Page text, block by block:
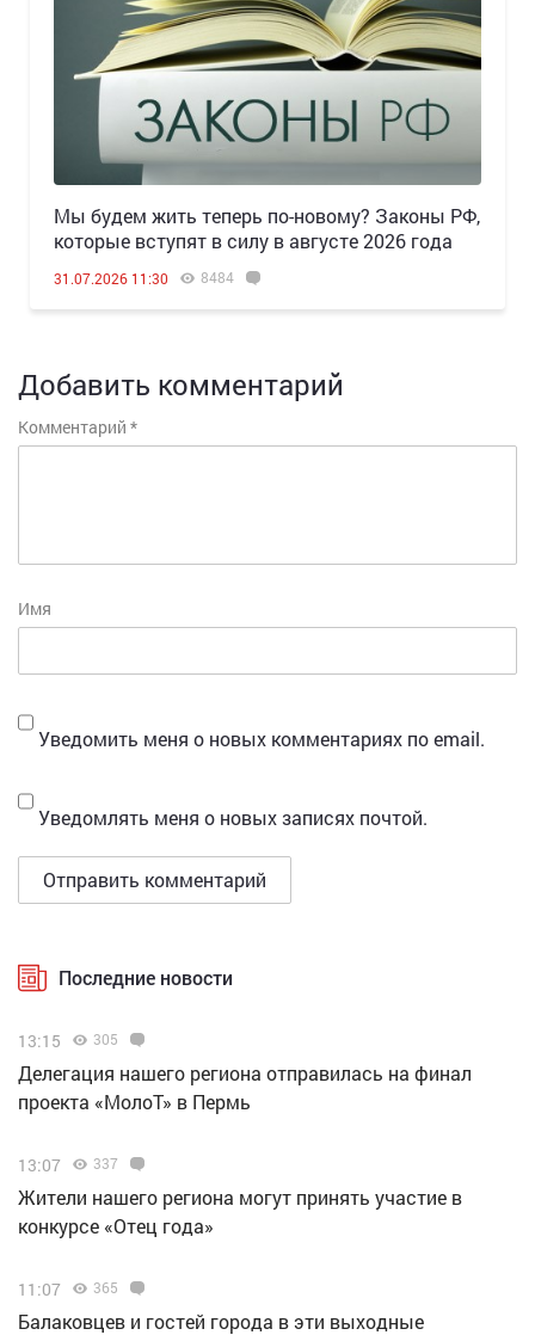
Мы будем жить теперь по-новому? Законы РФ,
которые вступят в силу в августе 2026 года
31.07.2026 11:30 8484
Добавить комментарий
Комментарий *
Имя
Уведомить меня о новых комментариях по email.
Уведомлять меня о новых записях почтой.
Последние новости
13:15 305
Делегация нашего региона отправилась на финал
проекта «МолоТ» в Пермь
13:07 337
Жители нашего региона могут принять участие в
конкурсе «Отец года»
11:07 365
Балаковцев и гостей города в эти выходные